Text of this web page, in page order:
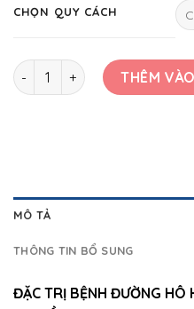
CHỌN QUY CÁCH
TILVA WS số lượngTHÊM
MÔ TẢ
THÔNG TIN BỔ SUNG
ĐẶC TRỊ BỆNH ĐƯỜNG HÔ